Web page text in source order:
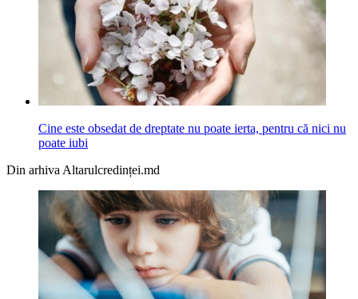
Cine este obsedat de dreptate nu poate ierta, pentru că nici nu
poate iubi
Din arhiva Altarulcredinței.md